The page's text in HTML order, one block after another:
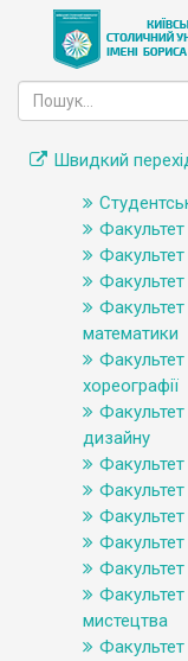
Швидкий
Факультет
Факультет
Факультет
математики
Факультет
хореографії
дизайну
Факультет
Факультет
Факультет
Факультет
Факультет
мистецтва
Факультет